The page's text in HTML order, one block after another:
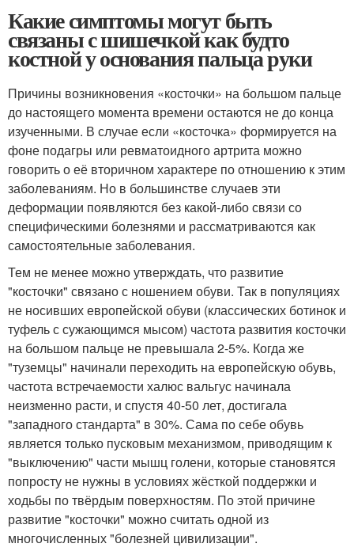
Какие симптомы могут быть
связаны с шишечкой как будто
костной у основания пальца руки
Причины возникновения «косточки» на большом пальце
до настоящего момента времени остаются не до конца
изученными. В случае если «косточка» формируется на
фоне подагры или ревматоидного артрита можно
говорить о её вторичном характере по отношению к этим
заболеваниям. Но в большинстве случаев эти
деформации появляются без какой-либо связи со
специфическими болезнями и рассматриваются как
самостоятельные заболевания.
Тем не менее можно утверждать, что развитие
"косточки" связано с ношением обуви. Так в популяциях
не носивших европейской обуви (классических ботинок и
туфель с сужающимся мысом) частота развития косточки
на большом пальце не превышала 2-5%. Когда же
"туземцы" начинали переходить на европейскую обувь,
частота встречаемости халюс вальгус начинала
неизменно расти, и спустя 40-50 лет, достигала
"западного стандарта" в 30%. Сама по себе обувь
является только пусковым механизмом, приводящим к
"выключению" части мышц голени, которые становятся
попросту не нужны в условиях жёсткой поддержки и
ходьбы по твёрдым поверхностям. По этой причине
развитие "косточки" можно считать одной из
многочисленных "болезней цивилизации".